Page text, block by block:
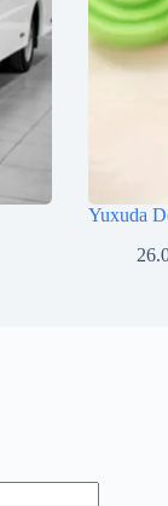
Yuxuda